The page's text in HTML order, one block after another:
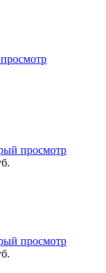
просмотр
просмотр